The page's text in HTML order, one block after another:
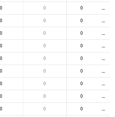
0 0 0
0 0 0
0 0 0
0 0 0
0 0 0
0 0 0
0 0 0
0 0 0
0 0 0